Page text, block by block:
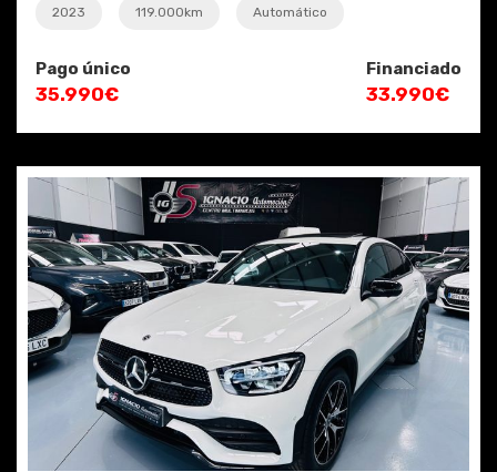
2023 119.000km Automático
Pago único
35.990€
Financiado
33.990€